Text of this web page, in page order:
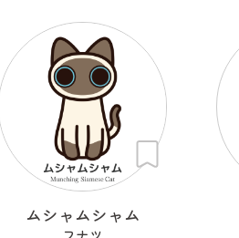
ムシャムシャム